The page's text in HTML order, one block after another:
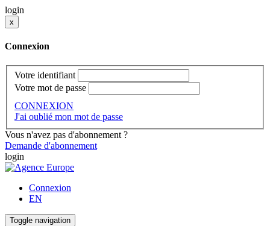
login
x
Connexion
Votre identifiant
Votre mot de passe
CONNEXION
J'ai oublié mon mot de passe
Vous n'avez pas d'abonnement ?
Demande d'abonnement
login
Connexion
EN
Toggle navigation